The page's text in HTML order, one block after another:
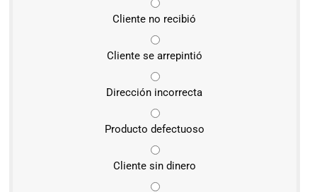
Cliente no recibió
Cliente se arrepintió
Dirección incorrecta
Producto defectuoso
Cliente sin dinero